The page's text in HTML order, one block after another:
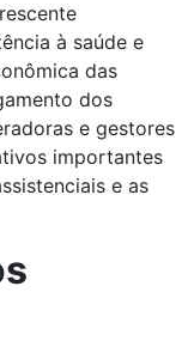
à saúde e
das
dos
e gestores
importantes
e as